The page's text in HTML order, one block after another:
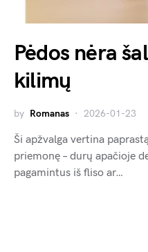
Pėdos nėra
kilimų
by Romanas 2026-01-23
Ši apžvalga vertina
priemonę – durų apačioje
pagamintus iš fliso ar…